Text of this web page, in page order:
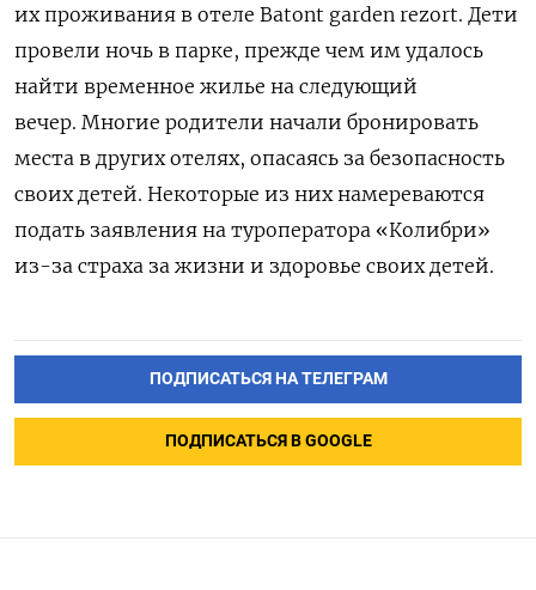
их проживания в отеле Batont garden rezort. Дети
провели ночь в парке, прежде чем им удалось
найти временное жилье на следующий
вечер. Многие родители начали бронировать
места в других отелях, опасаясь за безопасность
своих детей. Некоторые из них намереваются
подать заявления на туроператора «Колибри»
из-за страха за жизни и здоровье своих детей.
ПОДПИСАТЬСЯ НА ТЕЛЕГРАМ
ПОДПИСАТЬСЯ В GOOGLE